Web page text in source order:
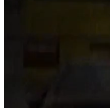
Quan chức châu Âu thừa